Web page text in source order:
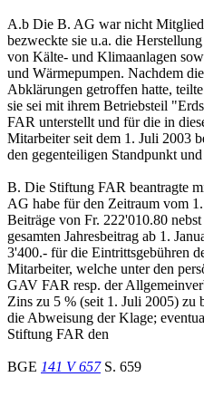
A.b Die B. AG war nicht
bezweckte sie u.a. die
von Kälte- und Klimaanlagen
und Wärmepumpen. Nachdem
Abklärungen getroffen hatte,
sie sei mit ihrem Betriebsteil
FAR unterstellt und für die in
Mitarbeiter seit dem 1. Juli 2003
den gegenteiligen Standpunkt
B. Die Stiftung FAR beantragte
AG habe für den Zeitraum vom
Beiträge von Fr. 222'010.80
gesamten Jahresbeitrag ab 1.
3'400.- für die Eintrittsgebühren
Mitarbeiter, welche unter den
GAV FAR resp. der
Zins zu 5 % (seit 1. Juli 2005) zu
die Abweisung der Klage;
Stiftung FAR den
BGE 141 V 657S. 659